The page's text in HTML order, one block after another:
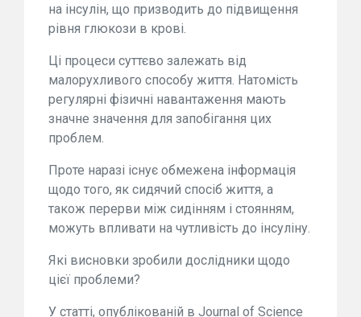
на інсулін, що призводить до підвищення
рівня глюкози в крові.
Ці процеси суттєво залежать від
малорухливого способу життя. Натомість
регулярні фізичні навантаження мають
значне значення для запобігання цих
проблем.
Проте наразі існує обмежена інформація
щодо того, як сидячий спосіб життя, а
також перерви між сидінням і стоянням,
можуть впливати на чутливість до інсуліну.
Які висновки зробили дослідники щодо
цієї проблеми?
У статті, опублікованій в Journal of Science